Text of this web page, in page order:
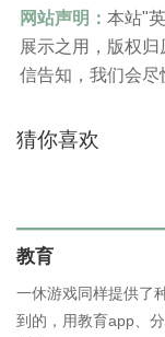
网站声明： 本站"
展示之用，版权
信告知，我们会尽
猜你喜欢
教育
一休游戏同样提供了
到的，用教育app、